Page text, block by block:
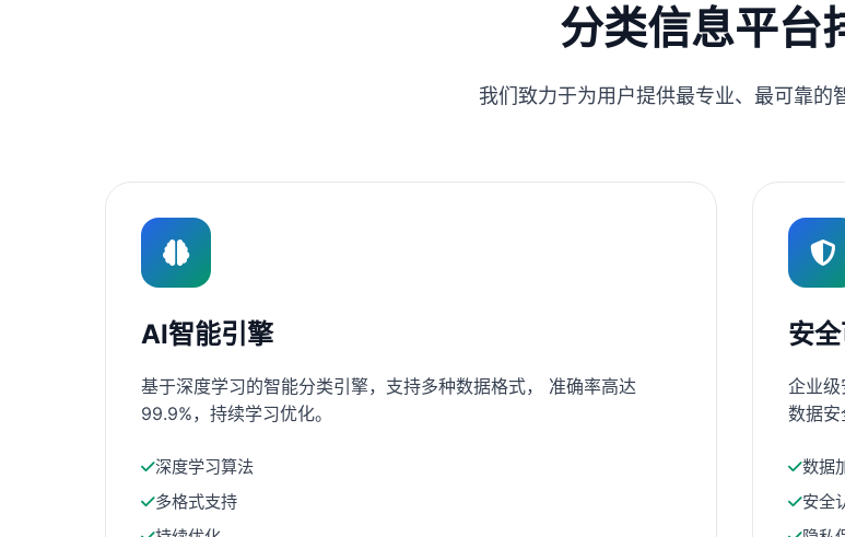
分类信息平台
我们致力于为用户提供最专业、最可靠的
AI智能引擎
基于深度学习的智能分类引擎，支持多种数据格式， 准确率高达
99.9%，持续学习优化。
深度学习算法
多格式支持
安
企业
数据安
数据
安全